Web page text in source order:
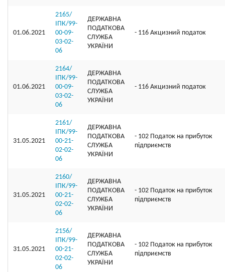
01.06.2021
2165/
ІПК/99-
00-09-
03-02-
06
ДЕРЖАВНА
ПОДАТКОВА
СЛУЖБА
УКРАЇНИ
- 116 Акцизний податок
01.06.2021
2164/
ІПК/99-
00-09-
03-02-
06
ДЕРЖАВНА
ПОДАТКОВА
СЛУЖБА
УКРАЇНИ
- 116 Акцизний податок
31.05.2021
2161/
ІПК/99-
00-21-
02-02-
06
ДЕРЖАВНА
ПОДАТКОВА
СЛУЖБА
УКРАЇНИ
- 102 Податок на прибуток
підприємств
31.05.2021
2160/
ІПК/99-
00-21-
02-02-
06
ДЕРЖАВНА
ПОДАТКОВА
СЛУЖБА
УКРАЇНИ
- 102 Податок на прибуток
підприємств
31.05.2021
2156/
ІПК/99-
00-21-
02-02-
06
ДЕРЖАВНА
ПОДАТКОВА
СЛУЖБА
УКРАЇНИ
- 102 Податок на прибуток
підприємств